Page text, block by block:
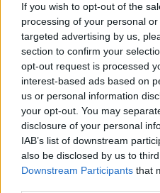
If you wish to opt-out of the
processing of your personal
targeted advertising by us,
section to confirm your
opt-out request is processed
interest-based ads based on
us or personal information
your opt-out. You may
disclosure of your personal
IAB’s list of downstream
also be disclosed by us to
Downstream Participants that
un ristorante tre anni
discendente dell'ex
scambiato con la
inosservate e sono
che in un servizio
che fine abbia fatto la
principe, Clotilde
ancora sposati, ma
tempo. Ad avvalorare
netta si aggiunge
l'attrice francese, lo